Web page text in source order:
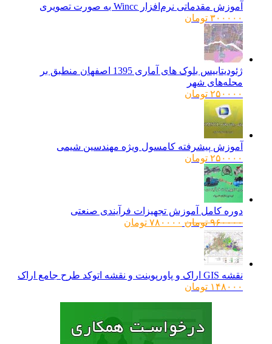
آموزش مقدماتی نرم‌افزار Wincc به صورت تصویری
۳۰۰۰۰۰ تومان
ژئودیتابیس بلوک های آماری 1395 اصفهان منطبق بر
محله‌های شهر
۲۵۰۰۰۰ تومان
آموزش پیشرفته کامسول ویژه مهندسین شیمی
۲۵۰۰۰۰ تومان
دوره کامل آموزش تجهیزات فرآیندی صنعتی
۹۶۰۰۰۰ تومانقیمت
۷۸۰۰۰۰ تومانقیمت
نقشه GIS اراک و پاورپوینت و نقشه اتوکد طرح جامع اراک
۱۴۸۰۰۰ تومان